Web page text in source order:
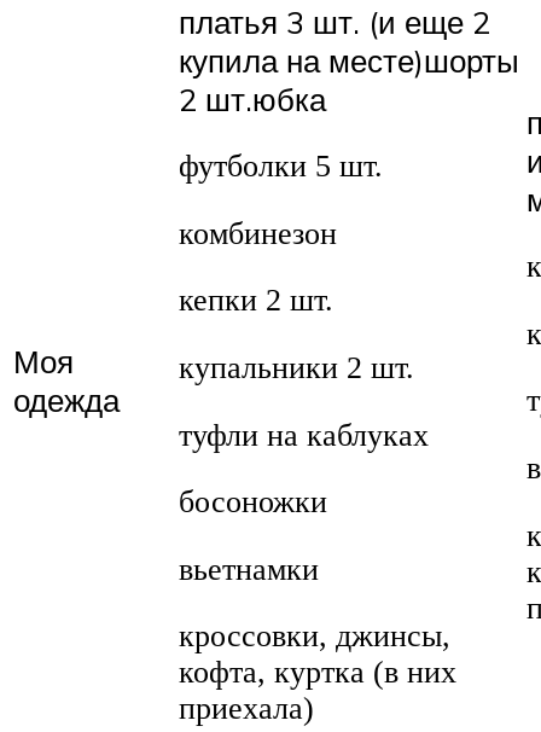
Моя
одежда
платья 3 шт. (и еще 2
купила на месте)шорты
2 шт.юбка
футболки 5 шт.
комбинезон
кепки 2 шт.
купальники 2 шт.
туфли на каблуках
босоножки
вьетнамки
кроссовки, джинсы,
кофта, куртка (в них
приехала)